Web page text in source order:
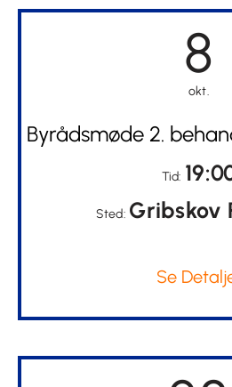
8
okt.
Byrådsmøde 2.
Tid:
Sted: Gribskov
Se